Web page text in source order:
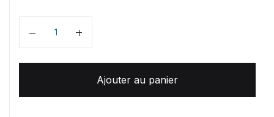
Quantité
Ajouter au panier